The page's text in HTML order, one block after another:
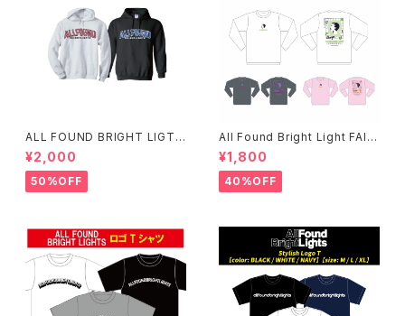
ALL FOUND BRIGHT LIGTH
S パーカー
¥2,000
50%OFF
All Found Bright Light FAIT
H ロンT(残り僅か)
¥1,800
40%OFF